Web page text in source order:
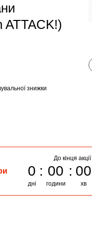
знижки
До кінця акції
0
дні
00
години
00
хв